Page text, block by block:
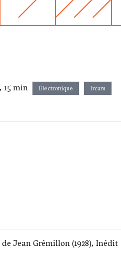
15 min Électronique Ircam
Jean Grémillon (1928), Inédit